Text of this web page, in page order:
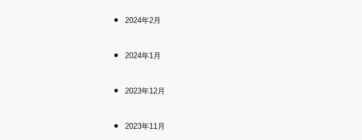
2024年2月
2024年1月
2023年12月
2023年11月